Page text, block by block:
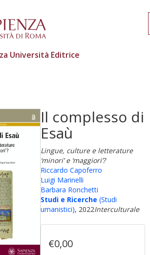
Università Editrice
Il complesso di
Esaù
Lingue, culture e letterature
‘minori’ e ‘maggiori’?
Riccardo Capoferro
Luigi Marinelli
Barbara Ronchetti
Studi e Ricerche (Studi
umanistici), 2022Interculturale
€0,00